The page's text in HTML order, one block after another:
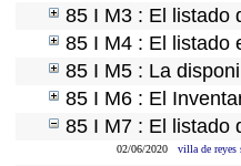
85 I M3 : El listado
85 I M4 : El listado
85 I M5 : La
85 I M6 : El
85 I M7 : El listado
02/06/2020 villa de reyes